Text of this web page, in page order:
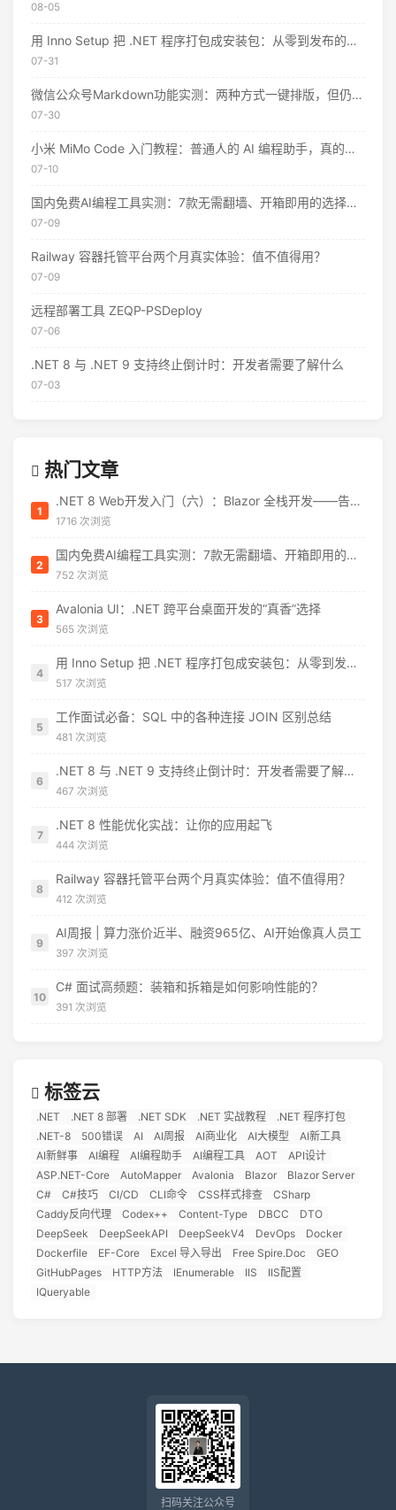
08-05
用 Inno Setup 把 .NET 程序打包成安装包：从零到发布的完整指南
07-31
微信公众号Markdown功能实测：两种方式一键排版，但仍有这些限制
07-30
小米 MiMo Code 入门教程：普通人的 AI 编程助手，真的不用花钱
07-10
国内免费AI编程工具实测：7款无需翻墙、开箱即用的选择（附2026年7月最新额度）
07-09
Railway 容器托管平台两个月真实体验：值不值得用？
07-09
远程部署工具 ZEQP-PSDeploy
07-06
.NET 8 与 .NET 9 支持终止倒计时：开发者需要了解什么
07-03
热门文章
1
.NET 8 Web开发入门（六）：Blazor 全栈开发——告别 JavaScript 焦虑
1716 次浏览
2
国内免费AI编程工具实测：7款无需翻墙、开箱即用的选择（附2026年7月最新额度）
752 次浏览
3
Avalonia UI：.NET 跨平台桌面开发的“真香”选择
565 次浏览
4
用 Inno Setup 把 .NET 程序打包成安装包：从零到发布的完整指南
517 次浏览
5
工作面试必备：SQL 中的各种连接 JOIN 区别总结
481 次浏览
6
.NET 8 与 .NET 9 支持终止倒计时：开发者需要了解什么
467 次浏览
7
.NET 8 性能优化实战：让你的应用起飞
444 次浏览
8
Railway 容器托管平台两个月真实体验：值不值得用？
412 次浏览
9
AI周报 | 算力涨价近半、融资965亿、AI开始像真人员工
397 次浏览
10
C# 面试高频题：装箱和拆箱是如何影响性能的？
391 次浏览
标签云
.NET .NET 8 部署 .NET SDK .NET 实战教程
.NET 程序打包
.NET-8
500错误 AI AI周报 AI商业化 AI大模型
AI新工具
AI新鲜事
AI编程 AI编程助手 AI编程工具 AOT
API设计
ASP.NET-Core
AutoMapper Avalonia Blazor
Blazor Server
C#
C#技巧 CI/CD CLI命令 CSS样式排查
CSharp
Caddy反向代理
Codex++ Content-Type DBCC
DTO
DeepSeek
DeepSeekAPI DeepSeekV4 DevOps
Docker
Dockerfile
EF-Core Excel 导入导出 Free Spire.Doc
GEO
GitHubPages
HTTP方法 IEnumerable IIS
IIS配置
IQueryable
扫码关注公众号